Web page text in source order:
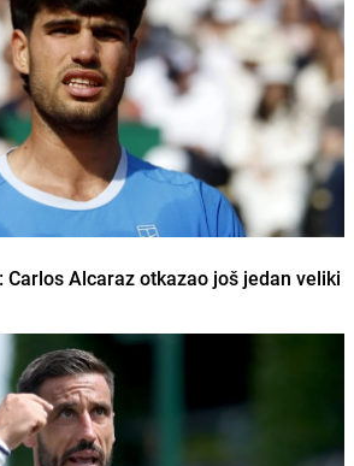
Alcaraz otkazao još jedan veliki